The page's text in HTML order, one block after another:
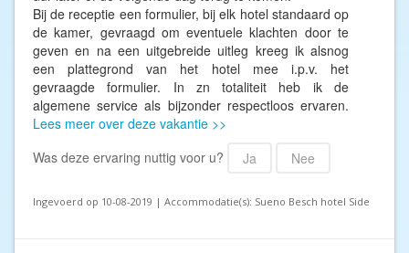
Bij de receptie een formulier, bij elk hotel standaard op
de kamer, gevraagd om eventuele klachten door te
geven en na een uitgebreide uitleg kreeg ik alsnog
een plattegrond van het hotel mee i.p.v. het
gevraagde formulier. In zn totaliteit heb ik de
algemene service als bijzonder respectloos ervaren.
Lees meer over deze vakantie >>
Was deze ervaring nuttig voor u?
Ja Nee
Ingevoerd op 10-08-2019 | Accommodatie(s): Sueno Besch hotel Side